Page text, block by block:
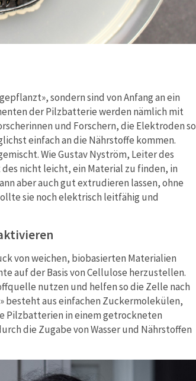
sondern sind von Anfang an ein
der Pilzbatterie werden nämlich mit
und Forschern, die Elektroden so
einfach an die Nährstoffe kommen.
Wie Gustav Nyström, Leiter des
nicht leicht, ein Material zu finden, in
aber auch gut extrudieren lassen, ohne
sie noch elektrisch leitfähig und
von weichen, biobasierten Materialien
auf der Basis von Cellulose herzustellen.
nutzen und helfen so die Zelle nach
besteht aus einfachen Zuckermolekülen,
Pilzbatterien in einem getrockneten
die Zugabe von Wasser und Nährstoffen